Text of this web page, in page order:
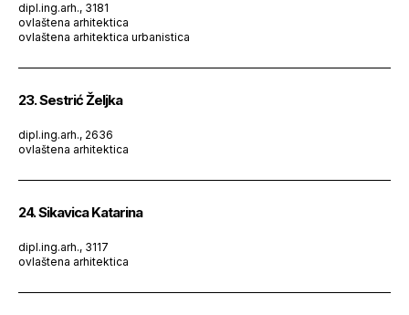
dipl.ing.arh., 3181
ovlaštena arhitektica
ovlaštena arhitektica urbanistica
23. Sestrić Željka
dipl.ing.arh., 2636
ovlaštena arhitektica
24. Sikavica Katarina
dipl.ing.arh., 3117
ovlaštena arhitektica